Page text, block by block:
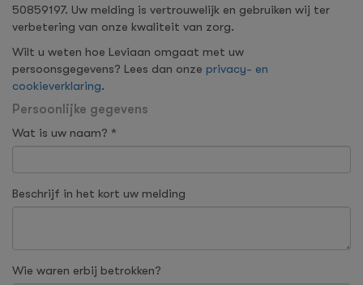
50859197. Uw melding is vertrouwelijk en gebruiken wij ter
verbetering van onze kwaliteit van zorg.
Wilt u weten hoe Leviaan omgaat met uw
persoonsgegevens? Lees dan onze privacy- en
cookieverklaring.
Persoonlijke gegevens
Wat is uw naam? *
Beschrijf in het kort uw melding
Wie waren erbij betrokken?